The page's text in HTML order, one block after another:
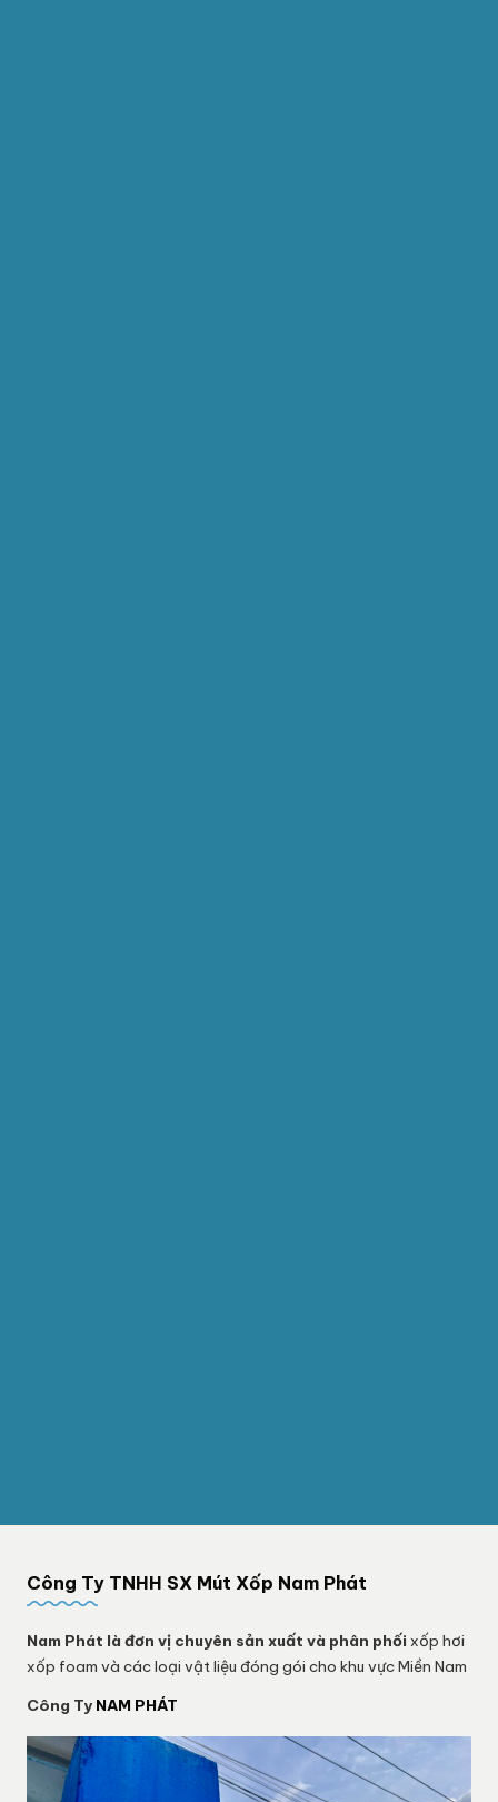
Công Ty TNHH SX Mút Xốp Nam Phát
Nam Phát là đơn vị chuyên sản xuất và phân phối xốp hơi
xốp foam và các loại vật liệu đóng gói cho khu vực Miền Nam
Công Ty NAM PHÁT